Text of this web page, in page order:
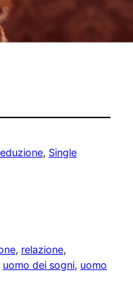
, Single
, relazione
uomo dei sogni, uomo